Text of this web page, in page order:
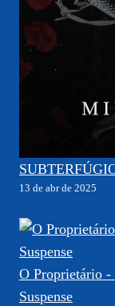
13 de abr de 2025
O Proprietário
Suspense